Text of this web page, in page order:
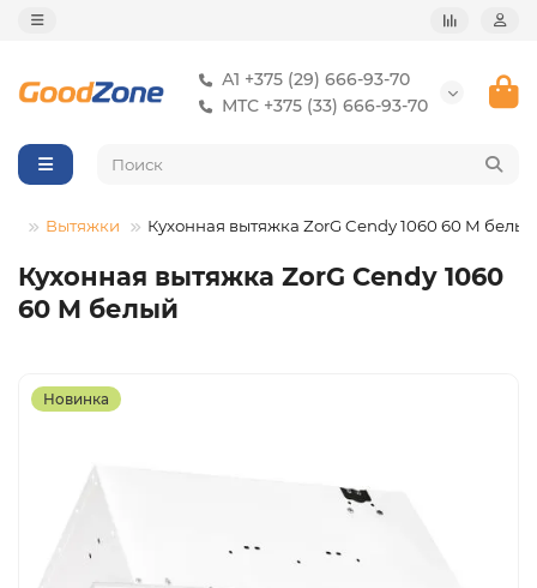
А1 +375 (29) 666-93-70
МТС +375 (33) 666-93-70
Вытяжки Кухонная вытяжка ZorG Cendy 1060 60 M белый
Кухонная вытяжка ZorG Cendy 1060
60 M белый
Новинка